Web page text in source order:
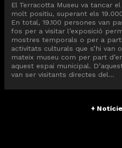
El Terracotta Museu va tancar
molt positiu, superant els
En total, 19.100 persones van
fos per a visitar l’exposició
mostres temporals o per a
activitats culturals que s’hi van
mateix museu com per part
aquest espai municipal.
van ser visitants directes del...
+